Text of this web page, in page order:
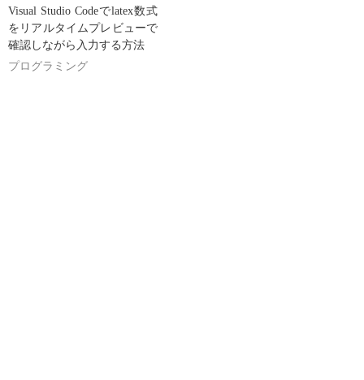
Visual Studio Codeでlatex数式
をリアルタイムプレビューで
確認しながら入力する方法
プログラミング